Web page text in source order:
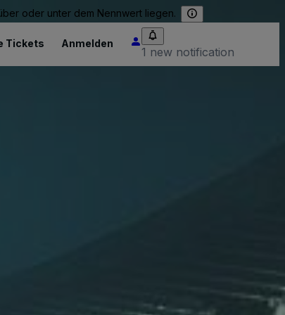
oder unter dem Nennwert liegen.
Tickets Anmelden
1 new notification